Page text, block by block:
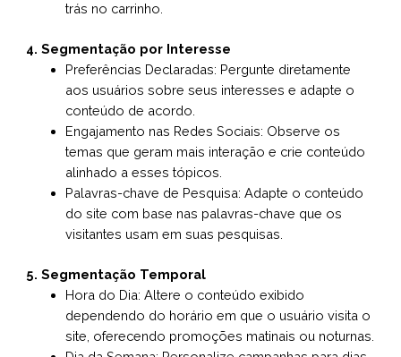
trás no carrinho.
4. Segmentação por Interesse
Preferências Declaradas: Pergunte diretamente
aos usuários sobre seus interesses e adapte o
conteúdo de acordo.
Engajamento nas Redes Sociais: Observe os
temas que geram mais interação e crie conteúdo
alinhado a esses tópicos.
Palavras-chave de Pesquisa: Adapte o conteúdo
do site com base nas palavras-chave que os
visitantes usam em suas pesquisas.
5. Segmentação Temporal
Hora do Dia: Altere o conteúdo exibido
dependendo do horário em que o usuário visita o
site, oferecendo promoções matinais ou noturnas.